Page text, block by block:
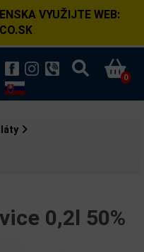
VYUŽIJTE WEB:
0
0,2l 50%